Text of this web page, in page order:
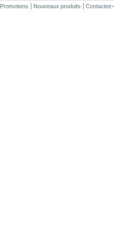
Promotions Nouveaux produits